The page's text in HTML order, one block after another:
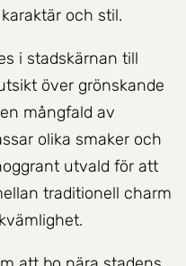
och stil.
i stadskärnan till
över grönskande
mångfald av
olika smaker och
utvald för att
traditionell charm